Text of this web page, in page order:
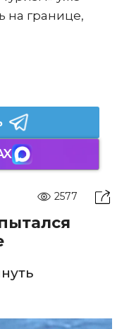
на границе,
2577